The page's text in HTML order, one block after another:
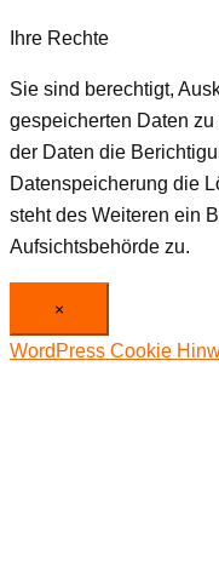
Ihre Rechte
Sie sind berechtigt,
gespeicherten Daten
der Daten die
Datenspeicherung die
steht des Weiteren ein
Aufsichtsbehörde zu.
×
WordPress Cookie